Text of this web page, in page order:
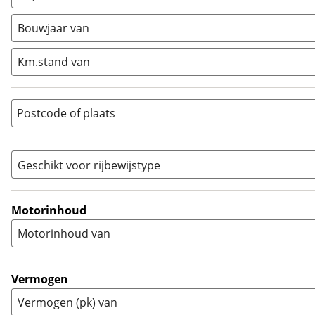
Minibike (0)
Motorscooter
Naked
Overig (0)
Racer ( 0)
Sport (0)
Sport Touring
Supermotard (0)
Supersport
Tourer (0)
Touring Enduro
Trike (0)
Zijspan 0)
Bouwjaar van
Km.stand van
Postcode of plaats
Geschikt voor rijbewijstype
A (1)
A1 (0)
(
Motorinhoud
Motorinhoud van
Vermogen
Vermogen (pk) van